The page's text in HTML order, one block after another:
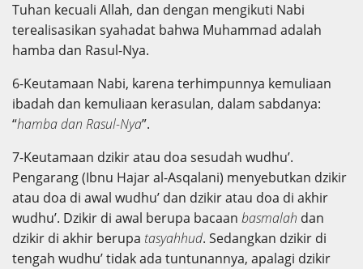
Tuhan kecuali Allah, dan dengan mengikuti Nabi
terealisasikan syahadat bahwa Muhammad adalah
hamba dan Rasul-Nya.
6-Keutamaan Nabi, karena terhimpunnya kemuliaan
ibadah dan kemuliaan kerasulan, dalam sabdanya:
“hamba dan Rasul-Nya”.
7-Keutamaan dzikir atau doa sesudah wudhu’.
Pengarang (Ibnu Hajar al-Asqalani) menyebutkan dzikir
atau doa di awal wudhu’ dan dzikir atau doa di akhir
wudhu’. Dzikir di awal berupa bacaan basmalah dan
dzikir di akhir berupa tasyahhud. Sedangkan dzikir di
tengah wudhu’ tidak ada tuntunannya, apalagi dzikir